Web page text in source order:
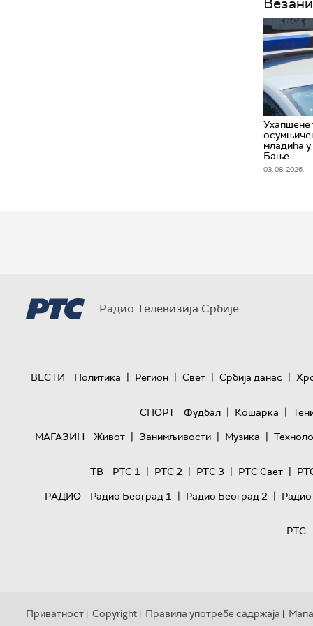
Ухапшенe
младића
Бање
03. 08. 2026.
Радио Телевизија Србије
ВЕСТИ Политика | Регион | Свет | Србија данас |
СПОРТ Фудбал | Кошарка |
МАГАЗИН
Живот | Занимљивости | Музика |
ТВ РТС 1 | РТС 2 | РТС 3 | РТС Свет |
РАДИО
Радио Београд 1 | Радио Београд 2 |
РТС
Приватност | Copyright | Правила употребе садржаја | Мапа